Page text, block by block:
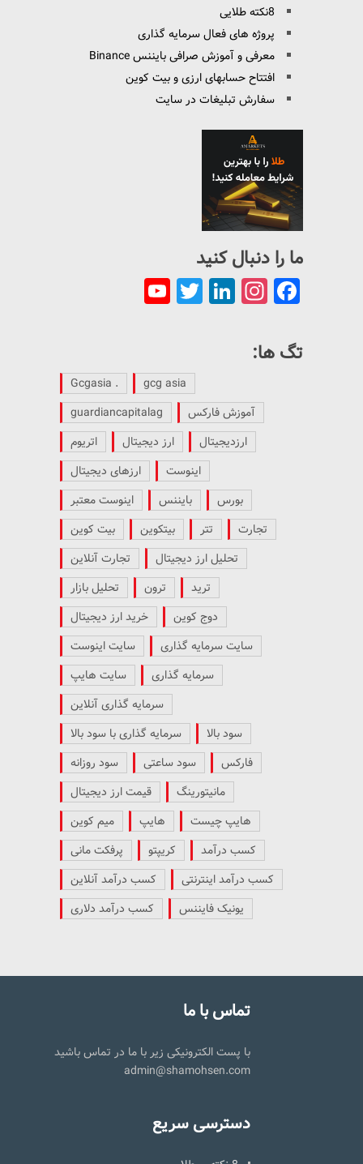
8نکته طلایی
پروژه های فعال سرمایه گذاری
معرفی و آموزش صرافی بایننس Binance
افتتاح حسابهای ارزی و بیت کوین
سفارش تبلیغات در سایت
ما را دنبال کنید
Facebook
Instagram
LinkedIn
Twitter
YouTube
Channel
تگ ها:
. Gcgasia
gcg asia
guardiancapitalag
آموزش فارکس
اتریوم
ارز دیجیتال
ارزدیجیتال
ارزهای دیجیتال
اینوست
اینوست معتبر
بایننس
بورس
بیت کوین
بیتکوین تتر
تجارت
تجارت آنلاین
تحلیل ارز دیجیتال
تحلیل بازار
ترون
ترید
خرید ارز دیجیتال
دوج کوین
سایت اینوست
سایت سرمایه گذاری
سایت هایپ
سرمایه گذاری
سرمایه گذاری آنلاین
سرمایه گذاری با سود بالا
سود بالا
سود روزانه
سود ساعتی
فارکس
قیمت ارز دیجیتال
مانیتورینگ
میم کوین
هایپ
هایپ چیست
پرفکت مانی
کریپتو
کسب درآمد
کسب درآمد آنلاین
کسب درآمد اینترنتی
کسب درآمد دلاری
یونیک فایننس
تماس با ما
با پست الکترونیکی زیر با ما در تماس باشید
admin@shamohsen.com
دسترسی سریع